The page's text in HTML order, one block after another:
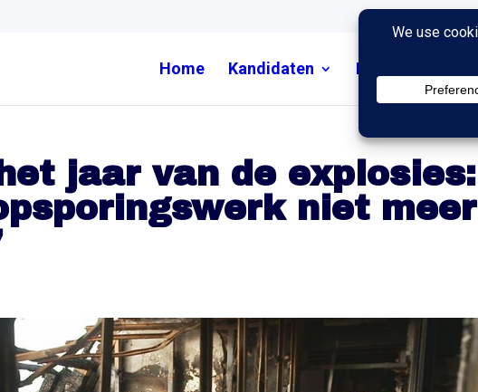
Home Kandidaten Nieuws
jaar van de explosies:
niet meer